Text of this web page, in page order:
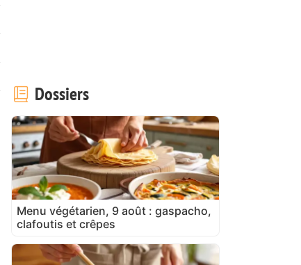
Dossiers
Menu végétarien, 9 août : gaspacho,
clafoutis et crêpes